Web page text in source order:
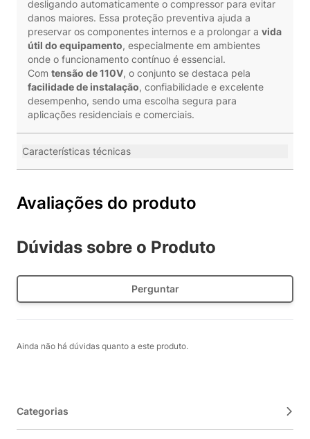
desligando automaticamente o compressor para evitar
danos maiores. Essa proteção preventiva ajuda a
preservar os componentes internos e a prolongar a vida
útil do equipamento, especialmente em ambientes
onde o funcionamento contínuo é essencial.
Com tensão de 110V, o conjunto se destaca pela
facilidade de instalação, confiabilidade e excelente
desempenho, sendo uma escolha segura para
aplicações residenciais e comerciais.
Características técnicas
Avaliações do produto
Dúvidas sobre o Produto
Perguntar
Ainda não há dúvidas quanto a este produto.
Categorias